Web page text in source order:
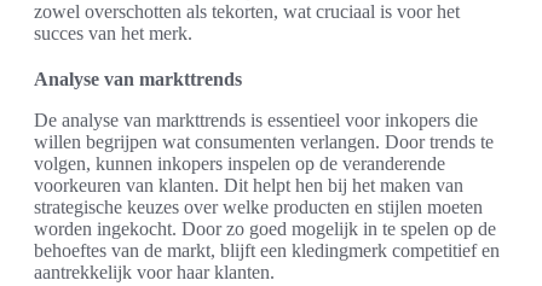
zowel overschotten als tekorten, wat cruciaal is voor het
succes van het merk.
Analyse van markttrends
De analyse van markttrends is essentieel voor inkopers die
willen begrijpen wat consumenten verlangen. Door trends te
volgen, kunnen inkopers inspelen op de veranderende
voorkeuren van klanten. Dit helpt hen bij het maken van
strategische keuzes over welke producten en stijlen moeten
worden ingekocht. Door zo goed mogelijk in te spelen op de
behoeftes van de markt, blijft een kledingmerk competitief en
aantrekkelijk voor haar klanten.